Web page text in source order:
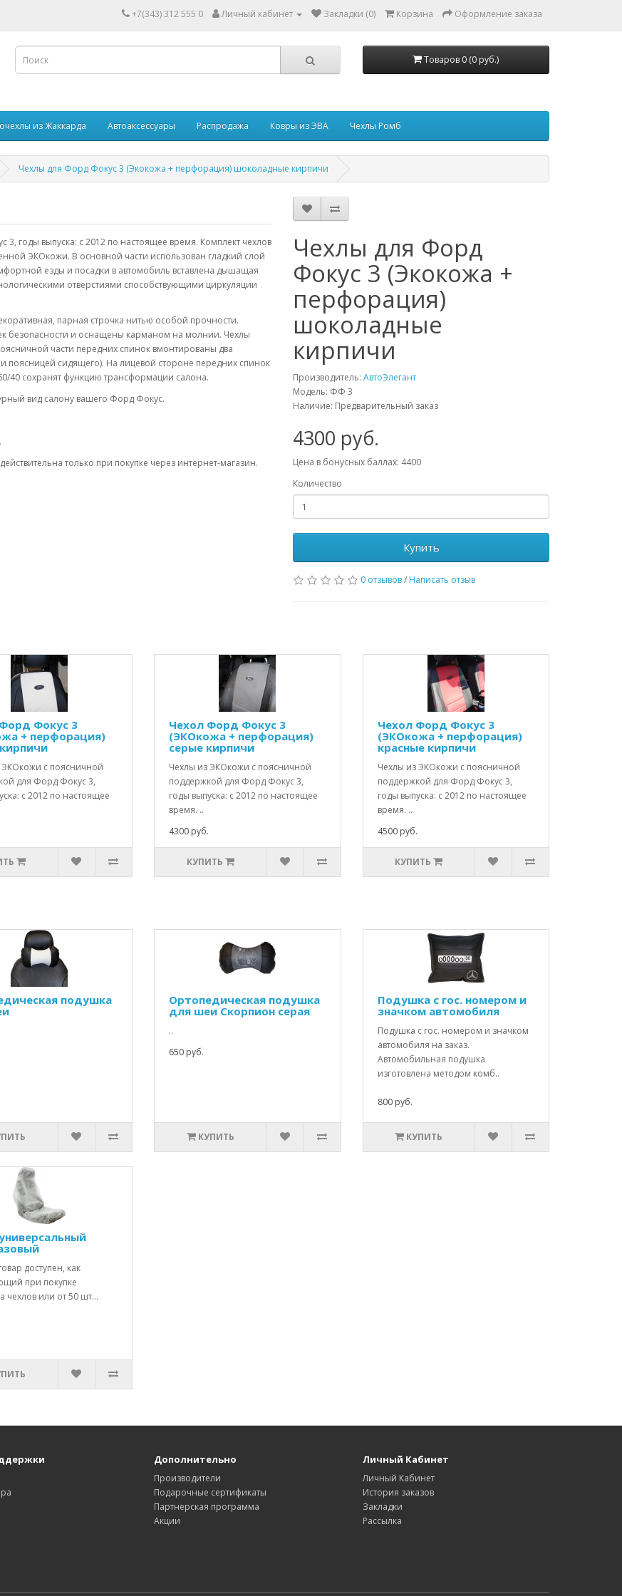
+7(343) 312 555 0 Личный кабинет Закладки (0) Корзина Оформление заказа
Товаров 0 (0 руб.)
из Жаккарда Автоаксессуары Распродажа Ковры из ЭВА Чехлы Ромб
Чехлы для Форд Фокус 3 (Экокожа + перфорация) шоколадные кирпичи
годы выпуска: с 2012 по настоящее время. Комплект чехлов
ЭКОкожи. В основной части использован гладкий слой
езды и посадки в автомобиль вставлена дышащая
отверстиями способствующими циркуляции
парная строчка нитью особой прочности.
безопасности и оснащены карманом на молнии. Чехлы
части передних спинок вмонтированы два
сидящего). На лицевой стороне передних спинок
40 сохранят функцию трансформации салона.
вид салону вашего Форд Фокус.
.
только при покупке через интернет-магазин.
Чехлы для Форд
Фокус 3 (Экокожа +
перфорация)
шоколадные
кирпичи
Производитель: АвтоЭлегант
Модель: ФФ 3
Наличие: Предварительный заказ
4300 руб.
Цена в бонусных баллах: 4400
Количество
Купить
0 отзывов/ Написать отзыв
Фокус 3
+ перфорация)
ЭКОкожи с поясничной
для Форд Фокус 3,
с 2012 по настоящее
Чехол Форд Фокус 3
(ЭКОкожа + перфорация)
серые кирпичи
Чехлы из ЭКОкожи с поясничной
поддержкой для Форд Фокус 3,
годы выпуска: с 2012 по настоящее
время. ..
4300 руб.
КУПИТЬ
Чехол Форд Фокус 3
(ЭКОкожа + перфорация)
красные кирпичи
Чехлы из ЭКОкожи с поясничной
поддержкой для Форд Фокус 3,
годы выпуска: с 2012 по настоящее
время. ..
4500 руб.
КУПИТЬ
подушка
Ортопедическая подушка
для шеи Скорпион серая
..
650 руб.
КУПИТЬ
Подушка с гос. номером и
значком автомобиля
Подушка с гос. номером и значком
автомобиля на заказ.
Автомобильная подушка
изготовлена методом комб..
800 руб.
КУПИТЬ
доступен, как
при покупке
чехлов или от 50 шт...
Дополнительно
Производители
Подарочные сертификаты
Партнерская программа
Акции
Личный Кабинет
Личный Кабинет
История заказов
Закладки
Рассылка